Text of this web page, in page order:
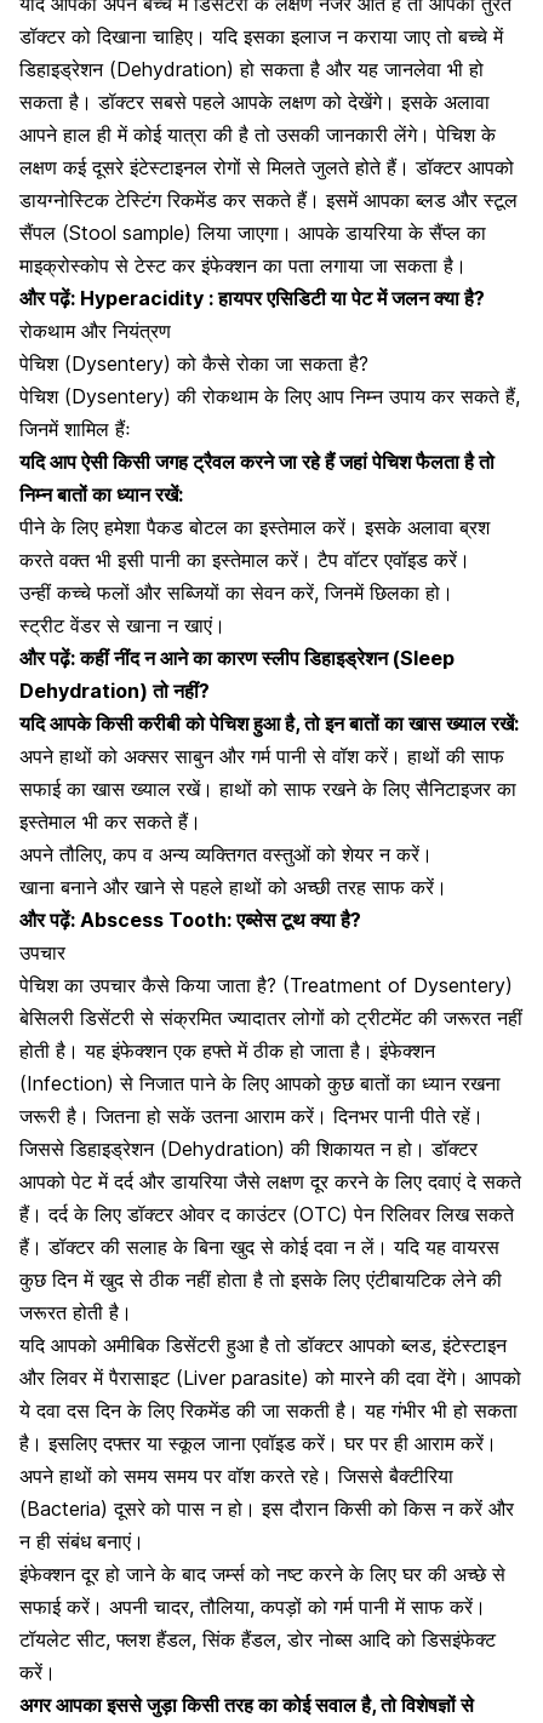
डॉक्टर को दिखाना चाहिए। यदि इसका इलाज न कराया जाए तो बच्चे में
डिहाइड्रेशन(Dehydration) हो सकता है और यह जानलेवा भी हो
सकता है। डॉक्टर सबसे पहले आपके लक्षण को देखेंगे। इसके अलावा
आपने हाल ही में कोई यात्रा की है तो उसकी जानकारी लेंगे। पेचिश के
लक्षण कई दूसरे इंटेस्टाइनल रोगों से मिलते जुलते होते हैं। डॉक्टर आपको
डायग्नोस्टिक टेस्टिंग रिकमेंड कर सकते हैं। इसमें आपका ब्लड औरस्टूल
सैंपल (Stool sample) लिया जाएगा। आपके डायरिया के सैंप्ल का
माइक्रोस्कोप से टेस्ट कर इंफेक्शन का पता लगाया जा सकता है।
और पढ़ें: Hyperacidity : हायपर एसिडिटी या पेट में जलन​ क्या है?
रोकथाम और नियंत्रण
पेचिश (Dysentery) को कैसे रोका जा सकता है?
पेचिश (Dysentery) की रोकथाम के लिए आप निम्न उपाय कर सकते हैं,
जिनमें शामिल हैंः
यदि आप ऐसी किसी जगह ट्रैवल करने जा रहे हैं जहां पेचिश फैलता है तो
निम्न बातों का ध्यान रखें:
पीने के लिए हमेशा पैकड बोटल का इस्तेमाल करें। इसके अलावा ब्रश
करते वक्त भी इसी पानी का इस्तेमाल करें। टैप वॉटर एवॉइड करें।
उन्हीं कच्चे फलों और सब्जियों का सेवन करें, जिनमें छिलका हो।
स्ट्रीट वेंडर से खाना न खाएं।
और पढ़ें:कहीं नींद न आने का कारण स्लीप डिहाइड्रेशन (Sleep
Dehydration) तो नहीं?
यदि आपके किसी करीबी को पेचिश हुआ है, तो इन बातों का खास ख्याल रखें:
अपने हाथों को अक्सर साबुन और गर्म पानी से वॉश करें। हाथों की साफ
सफाई का खास ख्याल रखें। हाथों को साफ रखने के लिए सैनिटाइजर का
इस्तेमाल भी कर सकते हैं।
अपने तौलिए, कप व अन्य व्यक्तिगत वस्तुओं को शेयर न करें।
खाना बनाने और खाने से पहले हाथों को अच्छी तरह साफ करें।
और पढ़ें: Abscess Tooth: एब्सेस टूथ क्या है?
उपचार
पेचिश का उपचार कैसे किया जाता है? (Treatment of Dysentery)
बेसिलरी डिसेंटरी से संक्रमित ज्यादातर लोगों को ट्रीटमेंट की जरूरत नहीं
होती है। यह इंफेक्शन एक हफ्ते में ठीक हो जाता है। इंफेक्शन
(Infection) से निजात पाने के लिए आपको कुछ बातों का ध्यान रखना
जरूरी है। जितना हो सकें उतना आराम करें। दिनभर पानी पीते रहें।
जिससे डिहाइड्रेशन (Dehydration) की शिकायत न हो। डॉक्टर
आपको पेट में दर्द और डायरिया जैसे लक्षण दूर करने के लिए दवाएं दे सकते
हैं। दर्द के लिए डॉक्टर ओवर द काउंटर (OTC) पेन रिलिवरलिख सकते
हैं। डॉक्टर की सलाह के बिना खुद से कोई दवा न लें। यदि यह वायरस
कुछ दिन में खुद से ठीक नहीं होता है तो इसके लिए एंटीबायटिक लेने की
जरूरत होती है।
यदि आपको अमीबिक डिसेंटरी हुआ है तो डॉक्टर आपको ब्लड, इंटेस्टाइन
और लिवर में पैरासाइट (Liver parasite) को मारने की दवा देंगे। आपको
ये दवा दस दिन के लिए रिकमेंड की जा सकती है। यह गंभीर भी हो सकता
है। इसलिए दफ्तर या स्कूल जाना एवॉइड करें। घर पर ही आराम करें।
अपने हाथों को समय समय पर वॉश करते रहे। जिससे बैक्टीरिया
(Bacteria) दूसरे को पास न हो। इस दौरान किसी को किस न करें और
न ही संबंध बनाएं।
इंफेक्शन दूर हो जाने के बाद जर्म्स को नष्ट करने के लिए घर की अच्छे से
सफाई करें। अपनी चादर, तौलिया, कपड़ों को गर्म पानी में साफ करें।
टॉयलेट सीट, फ्लश हैंडल, सिंक हैंडल, डोर नोब्स आदि को डिसइंफेक्ट
करें।
अगर आपका इससे जुड़ा किसी तरह का कोई सवाल है, तो विशेषज्ञों से